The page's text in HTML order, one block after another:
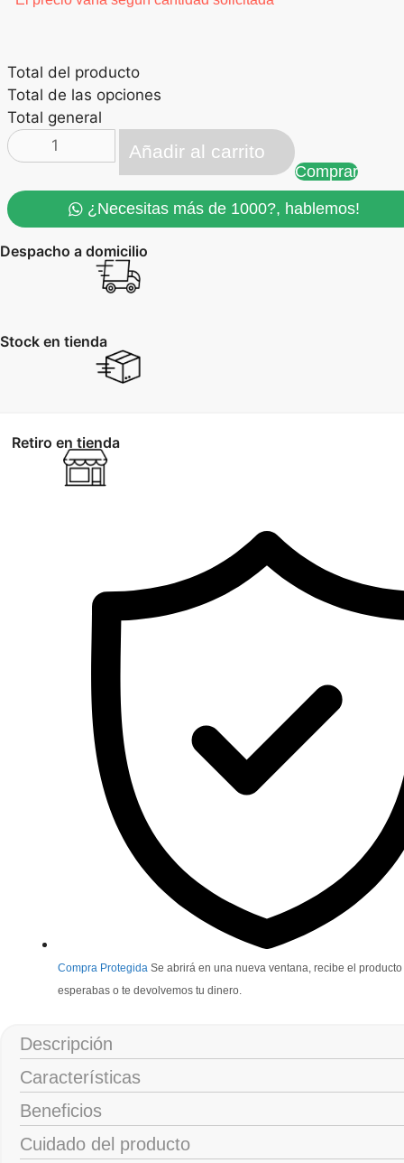
Total del producto
Total de las opciones
Total general
Llavero
Casa
cantidad
Añadir al carrito
Comprar
¿Necesitas más de 1000?, hablemos!
Despacho a domicilio
Stock en tienda
Retiro en tienda
Compra Protegida Se abrirá en una nueva ventana, recibe el
esperabas o te devolvemos tu dinero.
Descripción
Características
Beneficios
Cuidado del producto